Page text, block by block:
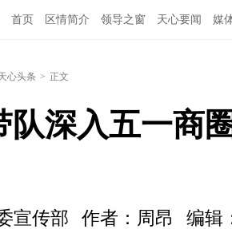
首页 区情简介 领导之窗 天心要闻 媒
心头条 > 正文
队深入五一商
宣传部 作者：周昂 编辑